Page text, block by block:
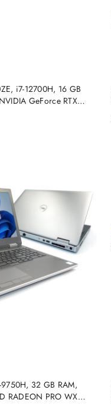
i7-12700H, 16 GB
GeForce RTX
32 GB RAM,
RADEON PRO WX